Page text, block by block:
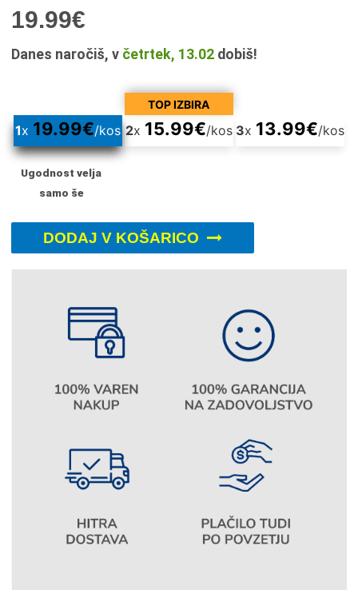
19.99€
Danes naročiš, v četrtek, 13.02dobiš!
TOP IZBIRA
1x 19.99€/kos 2x 15.99€/kos 3x 13.99€/kos
Ugodnost velja
samo še
DODAJ V KOŠARICO